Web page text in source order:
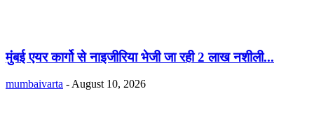
मुंबई एयर कार्गो से नाइजीरिया भेजी जा रही 2 लाख नशीली...
mumbaivarta - August 10, 2026